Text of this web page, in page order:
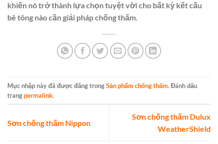
khiến nó trở thành lựa chọn tuyệt vời cho bất kỳ kết cấu
bê tông nào cần giải pháp chống thấm.
Mục nhập này đã được đăng trongSản phẩm chống thấm. Đánh dấu
trangpermalink.
Sơn chống thấm Nippon
Sơn chống thấm Dulux
WeatherShield